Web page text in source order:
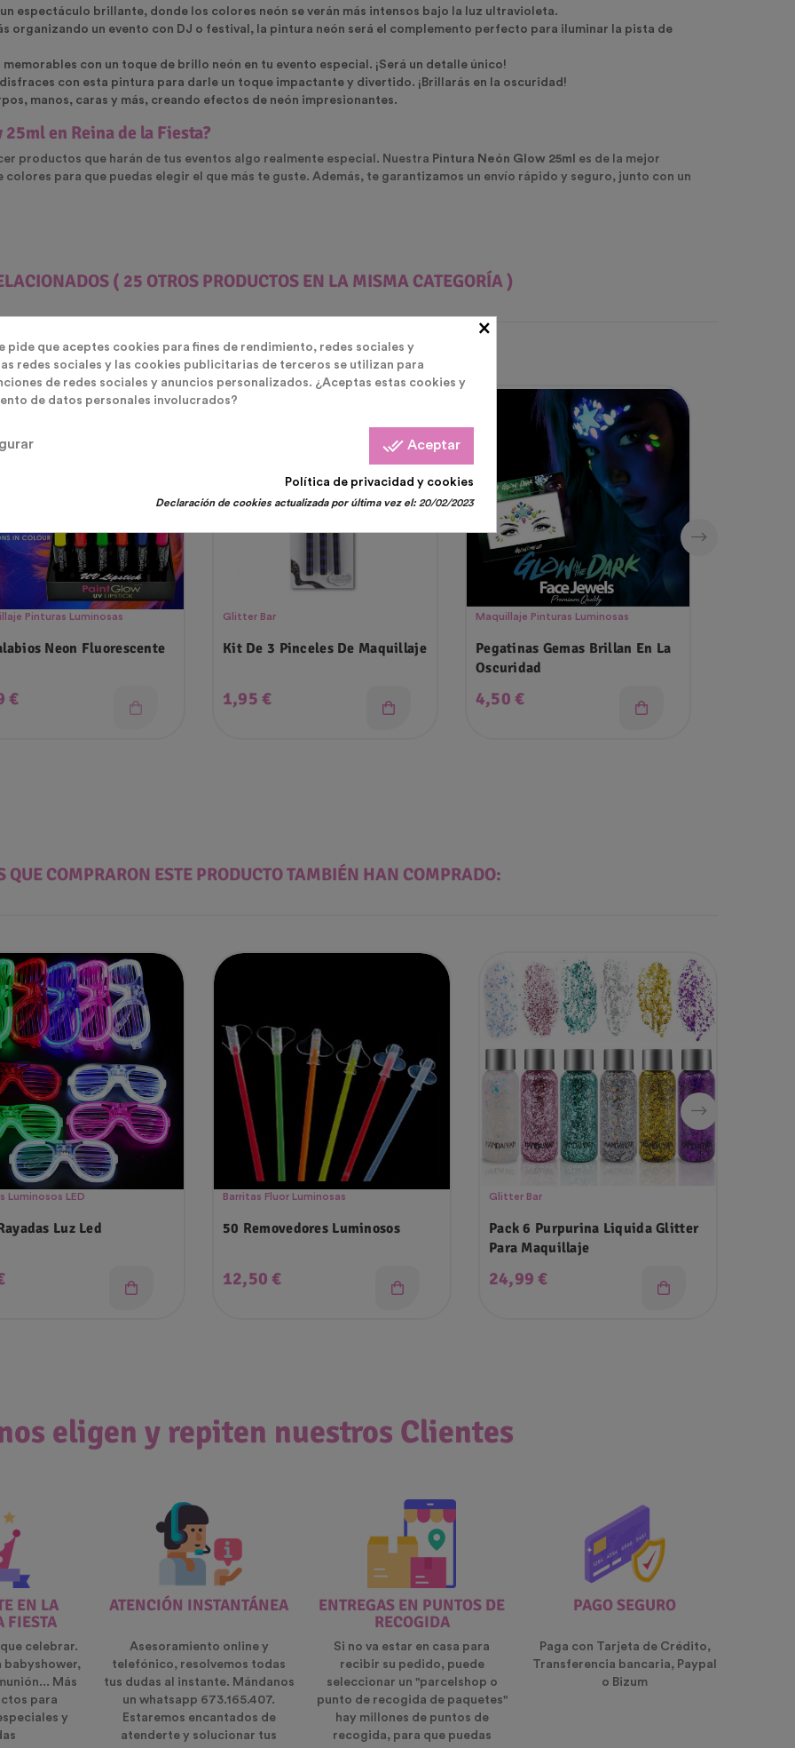
espectáculo brillante, donde los colores neón se verán más intensos bajo la luz ultravioleta.
organizando un evento con DJ o festival, la pintura neón será el complemento perfecto para iluminar la pista de
memorables con un toque de brillo neón en tu evento especial. ¡Será un detalle único!
con esta pintura para darle un toque impactante y divertido. ¡Brillarás en la oscuridad!
manos, caras y más, creando efectos de neón impresionantes.
en Reina de la Fiesta?
productos que harán de tus eventos algo realmente especial. Nuestra Pintura Neón Glow 25ml
es de la mejor
para que puedas elegir el que más te guste. Además, te garantizamos un envío rápido y seguro, junto con un
( 25 OTROS PRODUCTOS EN LA MISMA CATEGORÍA )
Disponible Con Otras
Pinturas Luminosas
Neon Fluorescente
€
Glitter Bar
Kit De 3 Pinceles De Maquillaje
Precio
1,95 €
Maquillaje Pinturas Luminosas
Pegatinas Gemas Brillan En La
Oscuridad
Precio
4,50 €
QUE COMPRARON ESTE PRODUCTO TAMBIÉN HAN COMPRADO:
Luminosos LED
Luz Led
Barritas Fluor Luminosas
50 Removedores Luminosos
Precio
12,50 €
Glitter Bar
Pack 6 Purpurina Liquida Glitter
Para Maquillaje
Precio
24,99 €
eligen y repiten nuestros Clientes
EN LA
FIESTA
celebrar.
babyshower,
Más
para
y
ATENCIÓN INSTANTÁNEA
Asesoramiento online y
telefónico, resolvemos todas
tus dudas al instante. Mándanos
un whatsapp 673.165.407.
Estaremos encantados de
atenderte y solucionar tus
ENTREGAS EN PUNTOS DE
RECOGIDA
Si no va estar en casa para
recibir su pedido, puede
seleccionar un "parcelshop o
punto de recogida de paquetes"
hay millones de puntos de
recogida, para que puedas
PAGO SEGURO
Paga con Tarjeta de Crédito,
Transferencia bancaria, Paypal
o Bizum
×
pide que aceptes cookies para fines de rendimiento, redes sociales y
redes sociales y las cookies publicitarias de terceros se utilizan para
de redes sociales y anuncios personalizados. ¿Aceptas estas cookies y
de datos personales involucrados?
done_all Aceptar
Política de privacidad y cookies
Declaración de cookies actualizada por última vez el:20/02/2023